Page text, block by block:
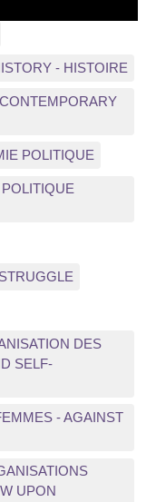
- HISTOIRE
POLITIQUE
DES
SELF-
- AGAINST
UPON